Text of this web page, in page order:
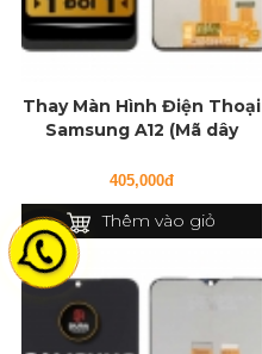
Thay Màn Hình Điện Thoại
Samsung A12 (Mã dây
405,000đ
Thêm vào giỏ